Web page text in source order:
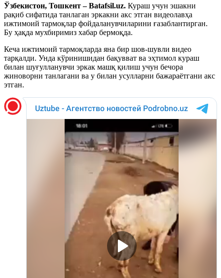
Ўзбекистон, Тошкент – Batafsil.uz. Кураш учун эшакни
рақиб сифатида танлаган эркакни акс этган видеолавҳа
ижтимоий тармоқлар фойдаланувчиларини ғазаблантирган.
Бу ҳақда мухбиримиз хабар бермоқда.
Кеча ижтимоий тармоқларда яна бир шов-шувли видео
тарқалди. Унда кўринишидан бақувват ва эҳтимол кураш
билан шуғулланувчи эркак машқ қилиш учун бечора
жиноворни танлагани ва у билан усулларни бажараётгани акс
этган.